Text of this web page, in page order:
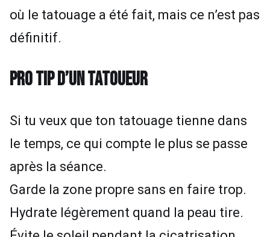
où le tatouage a été fait, mais ce n’est pas
définitif.
PRO TIP D’UN TATOUEUR
Si tu veux que ton tatouage tienne dans
le temps, ce qui compte le plus se passe
après la séance.
Garde la zone propre sans en faire trop.
Hydrate légèrement quand la peau tire.